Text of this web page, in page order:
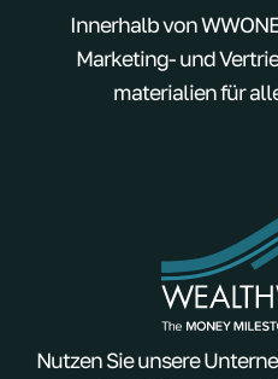
Innerhalb von
Marketing- und
materialien für
Nutzen Sie unsere